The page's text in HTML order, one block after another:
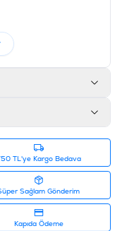
TL'ye Kargo Bedava
Sağlam Gönderim
Kapıda Ödeme